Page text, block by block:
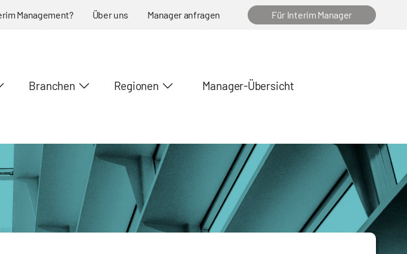
Management? Über uns Manager anfragen Für Interim Manager
Branchen Regionen Manager-Übersicht